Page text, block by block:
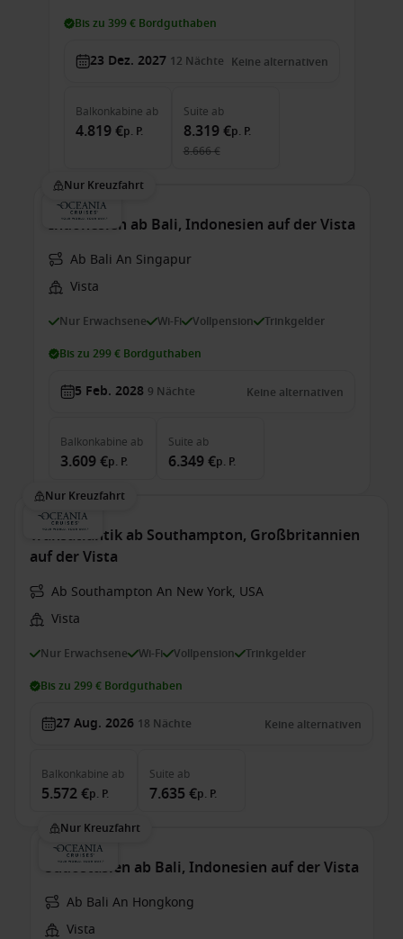
Bis zu 399 € Bordguthaben
23 Dez. 2027 12 Nächte Keine alternativen
Balkonkabine ab
4.819 €p. P.
Suite ab
8.319 €p. P.
8.666 €
Nur Kreuzfahrt
Indonesien ab Bali, Indonesien auf der Vista
Ab Bali An Singapur
Vista
Nur Erwachsene Wi-Fi Vollpension Trinkgelder
Bis zu 299 € Bordguthaben
5 Feb. 2028 9 Nächte Keine alternativen
Balkonkabine ab
3.609 €p. P.
Suite ab
6.349 €p. P.
Nur Kreuzfahrt
Transatlantik ab Southampton, Großbritannien
auf der Vista
Ab Southampton An New York, USA
Vista
Nur Erwachsene Wi-Fi Vollpension Trinkgelder
Bis zu 299 € Bordguthaben
27 Aug. 2026 18 Nächte Keine alternativen
Balkonkabine ab
5.572 €p. P.
Suite ab
7.635 €p. P.
Nur Kreuzfahrt
Südostasien ab Bali, Indonesien auf der Vista
Ab Bali An Hongkong
Vista